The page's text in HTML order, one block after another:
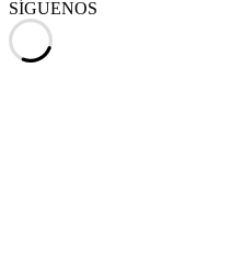
SÍGUENOS